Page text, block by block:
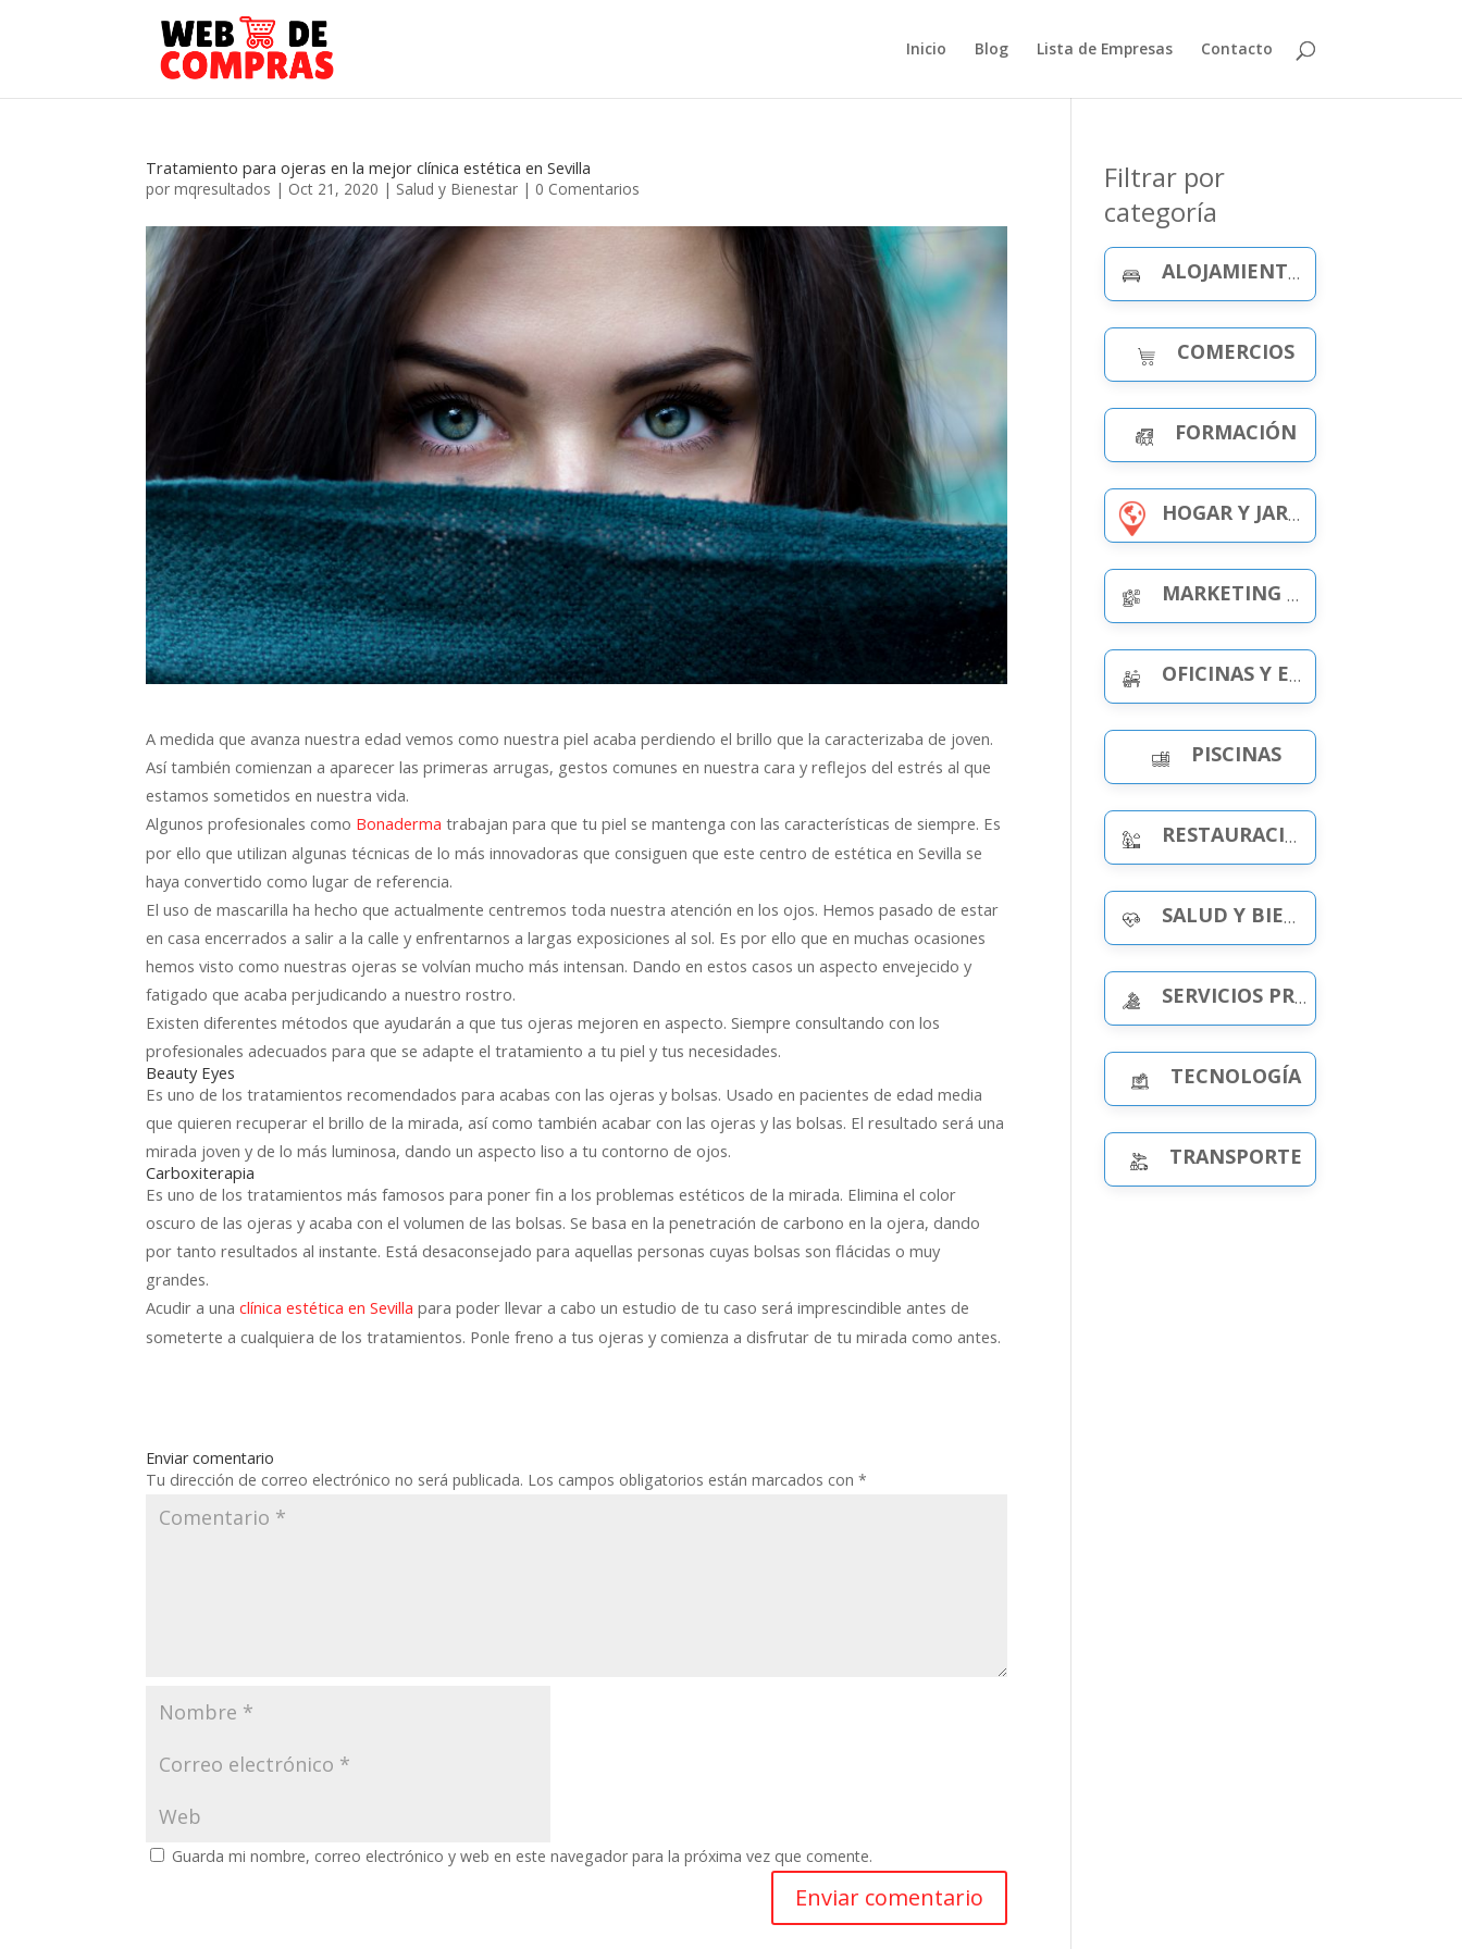
Inicio Blog Lista de Empresas Contacto
Tratamiento para ojeras en la mejor clínica estética en Sevilla
pormqresultados | Oct 21, 2020 | Salud y Bienestar | 0 Comentarios
A medida que avanza nuestra edad vemos como nuestra piel acaba perdiendo el brillo que la caracterizaba de joven.
Así también comienzan a aparecer las primeras arrugas, gestos comunes en nuestra cara y reflejos del estrés al que
estamos sometidos en nuestra vida.
Algunos profesionales como Bonaderma trabajan para que tu piel se mantenga con las características de siempre. Es
por ello que utilizan algunas técnicas de lo más innovadoras que consiguen que este centro de estética en Sevilla se
haya convertido como lugar de referencia.
El uso de mascarilla ha hecho que actualmente centremos toda nuestra atención en los ojos. Hemos pasado de estar
en casa encerrados a salir a la calle y enfrentarnos a largas exposiciones al sol. Es por ello que en muchas ocasiones
hemos visto como nuestras ojeras se volvían mucho más intensan. Dando en estos casos un aspecto envejecido y
fatigado que acaba perjudicando a nuestro rostro.
Existen diferentes métodos que ayudarán a que tus ojeras mejoren en aspecto. Siempre consultando con los
profesionales adecuados para que se adapte el tratamiento a tu piel y tus necesidades.
Beauty Eyes
Es uno de los tratamientos recomendados para acabas con las ojeras y bolsas. Usado en pacientes de edad media
que quieren recuperar el brillo de la mirada, así como también acabar con las ojeras y las bolsas. El resultado será una
mirada joven y de lo más luminosa, dando un aspecto liso a tu contorno de ojos.
Carboxiterapia
Es uno de los tratamientos más famosos para poner fin a los problemas estéticos de la mirada. Elimina el color
oscuro de las ojeras y acaba con el volumen de las bolsas. Se basa en la penetración de carbono en la ojera, dando
por tanto resultados al instante. Está desaconsejado para aquellas personas cuyas bolsas son flácidas o muy
grandes.
Acudir a unaclínica estética en Sevilla para poder llevar a cabo un estudio de tu caso será imprescindible antes de
someterte a cualquiera de los tratamientos. Ponle freno a tus ojeras y comienza a disfrutar de tu mirada como antes.
Enviar comentario
Tu dirección de correo electrónico no será publicada. Los campos obligatorios están marcados con*
Guarda mi nombre, correo electrónico y web en este navegador para la próxima vez que comente.
Filtrar por
categoría
ALOJAMIENTO Y CELEBRACIONES
COMERCIOS
FORMACIÓN
HOGAR Y JARDÍN
MARKETING Y PUBLICIDAD
OFICINAS Y ESPACIOS DE TRABAJO
PISCINAS
RESTAURACIÓN Y OCIO
SALUD Y BIENESTAR
SERVICIOS PROFESIONALES
TECNOLOGÍA
TRANSPORTE